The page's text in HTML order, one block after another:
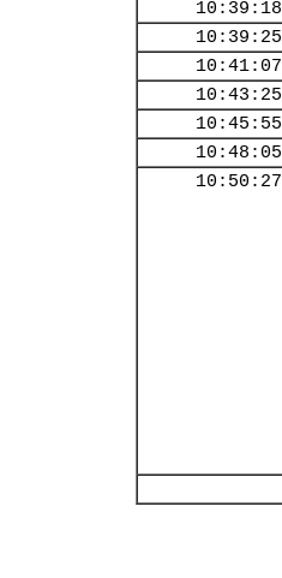
10:39:18
10:39:25
10:41:07
10:43:25
10:45:55
10:48:05
10:50:27